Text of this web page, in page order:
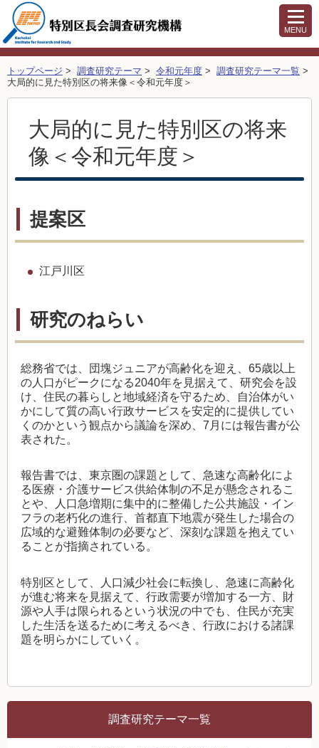
MENU
トップページ > 調査研究テーマ > 令和元年度 > 調査研究テーマ一覧 >
大局的に見た特別区の将来像＜令和元年度＞
大局的に見た特別区の将来
像＜令和元年度＞
提案区
江戸川区
研究のねらい
総務省では、団塊ジュニアが高齢化を迎え、 65歳以上
の人口がピークになる2040年を見据えて、研究会を設
け、住民の暮らしと地域経済を守るため、自治体がい
かにして質の高い行政サービスを安定的に提供してい
くのかという観点から議論を深め、7月には報告書が公
表された。
報告書では、東京圏の課題として、急速な高齢化によ
る医療・介護サービス供給体制の不足が懸念されるこ
とや、人口急増期に集中的に整備した公共施設・イン
フラの老朽化の進行、首都直下地震が発生した場合の
広域的な避難体制の必要など、深刻な課題を抱えてい
ることが指摘されている。
特別区として、人口減少社会に転換し、急速に高齢化
が進む将来を見据えて、行政需要が増加する一方、財
源や人手は限られるという状況の中でも、住民が充実
した生活を送るために考えるべき、行政における諸課
題を明らかにしていく。
調査研究テーマ一覧